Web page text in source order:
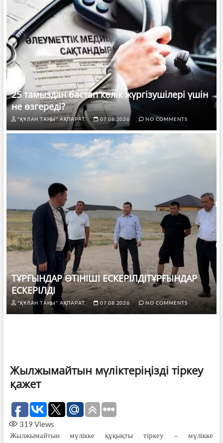
25 тамыздан бастап көлік жүргізушілері үшін
не өзгереді?
"ҚҰЛАН ТАҢЫ" АҚПАРАТ. 07.08.2026 NO COMMENTS
ТҰРҒЫНДАР ӨТІНІШІ ЕСКЕРІЛДІТҰРҒЫНДАР
ЕСКЕРІЛДІ
"ҚҰЛАН ТАҢЫ" АҚПАРАТ. 07.08.2026 NO COMMENTS
Жылжымайтын мүліктеріңізді тіркеу
қажет
319 Views
Жылжымайтын мүлікке құқықты тіркеу – мүлікке